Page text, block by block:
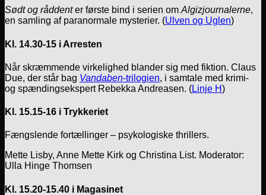
Sødt og råddenter første bind i serien om Algizjournalerne,
en samling af paranormale mysterier. (Ulven og Uglen)
Kl. 14.30-15 i Arresten
Når skræmmende virkelighed blander sig med fiktion. Claus
Due, der står bag Vandaben-trilogien, i samtale med krimi-
og spændingsekspert Rebekka Andreasen. (Linje H)
Kl. 15.15-16 i Trykkeriet
Fængslende fortællinger – psykologiske thrillers.
Mette Lisby, Anne Mette Kirk og Christina List. Moderator:
Ulla Hinge Thomsen
Kl. 15.20-15.40 i Magasinet